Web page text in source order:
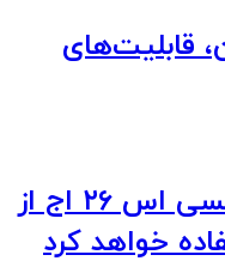
قابلیت‌های
شایعه: سامسونگ در گلکسی اس ۲۶ اج از
خواهد کرد